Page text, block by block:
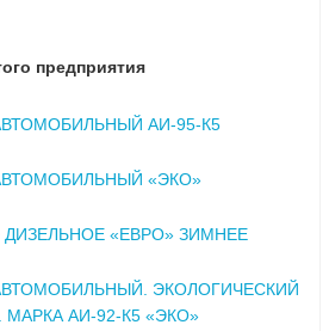
предприятия
АИ-95-К5
«ЭКО»
«ЕВРО» ЗИМНЕЕ
ЭКОЛОГИЧЕСКИЙ
МАРКА АИ-92-К5 «ЭКО»